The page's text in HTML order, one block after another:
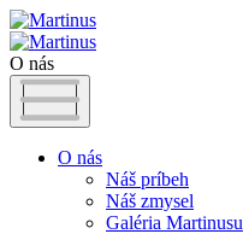
O nás
O nás
Náš príbeh
Náš zmysel
Galéria Martinusu